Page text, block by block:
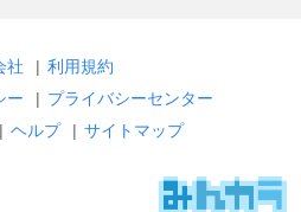
社 | 利用規約
ー
| プライバシーセンター
| ヘルプ | サイトマップ